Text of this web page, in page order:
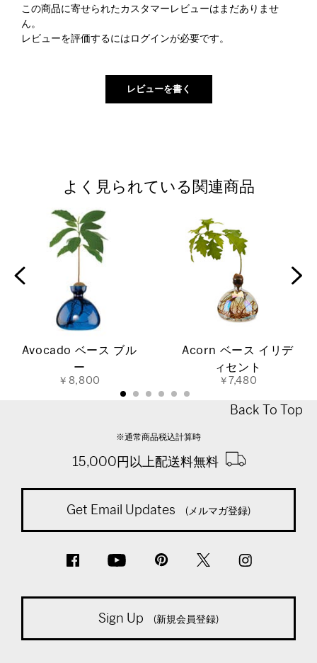
この商品に寄せられたカスタマーレビューはまだありませ
ん。
レビューを評価するには ログインが必要です。
よく見られている関連商品
Avocado ベース ブル
ー
￥8,800
Acorn ベース イリデ
ィセント
￥7,480
Back To Top
※通常商品税込計算時
15,000円以上配送料無料
Get Email Updates (メルマガ登録)
Sign Up (新規会員登録)